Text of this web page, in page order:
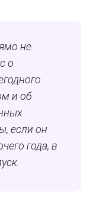
не
о
и об
если он
года, в